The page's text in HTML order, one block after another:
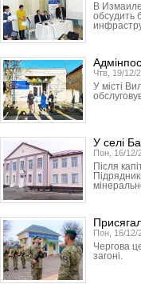
В
обсудить
Чтв, 19/12/
У місті
У селі
Пон, 16/12/
Після
Пон, 16/12/
Чергова
загоні.